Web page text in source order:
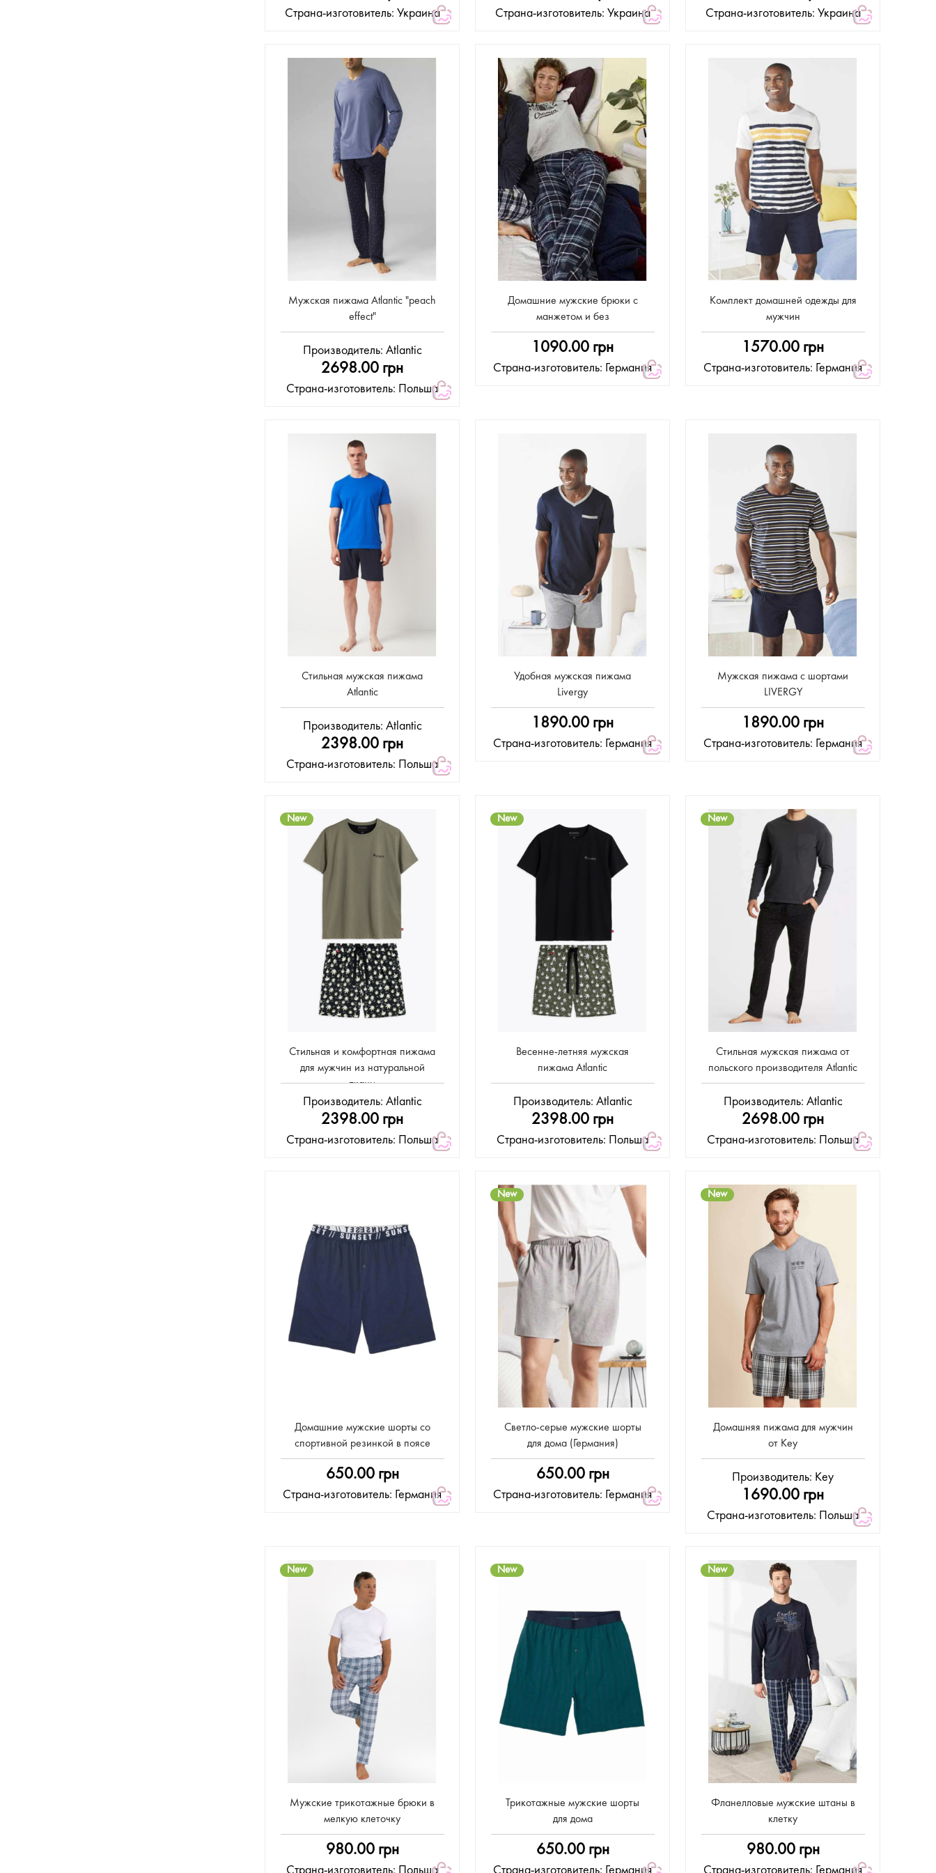
Страна-изготовитель: Украина Страна-изготовитель: Украина Страна-изготовитель: Украина
Мужская пижама Atlantic "peach
effect"
Производитель: Atlantic
2698.00 грн
Страна-изготовитель: Польша
Домашние мужские брюки с
манжетом и без
1090.00 грн
Страна-изготовитель: Германия
Комплект домашней одежды для
мужчин
1570.00 грн
Страна-изготовитель: Германия
Стильная мужская пижама
Atlantic
Производитель: Atlantic
2398.00 грн
Страна-изготовитель: Польша
Удобная мужская пижама
Livergy
1890.00 грн
Страна-изготовитель: Германия
Мужская пижама с шортами
LIVERGY
1890.00 грн
Страна-изготовитель: Германия
New
Стильная и комфортная пижама
для мужчин из натуральной
ткани
Производитель: Atlantic
2398.00 грн
Страна-изготовитель: Польша
New
Весенне-летняя мужская
пижама Atlantic
Производитель: Atlantic
2398.00 грн
Страна-изготовитель: Польша
New
Стильная мужская пижама от
польского производителя Atlantic
Производитель: Atlantic
2698.00 грн
Страна-изготовитель: Польша
Домашние мужские шорты со
спортивной резинкой в ​​поясе
650.00 грн
Страна-изготовитель: Германия
New
Светло-серые мужские шорты
для дома (Германия)
650.00 грн
Страна-изготовитель: Германия
New
Домашняя пижама для мужчин
от Key
Производитель: Key
1690.00 грн
Страна-изготовитель: Польша
New
Мужские трикотажные брюки в
мелкую клеточку
980.00 грн
Страна-изготовитель: Польша
New
Трикотажные мужские шорты
для дома
650.00 грн
Страна-изготовитель: Германия
New
Фланелловые мужские штаны в
клетку
980.00 грн
Страна-изготовитель: Германия